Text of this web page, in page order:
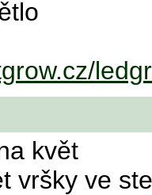
květ
vršky ve